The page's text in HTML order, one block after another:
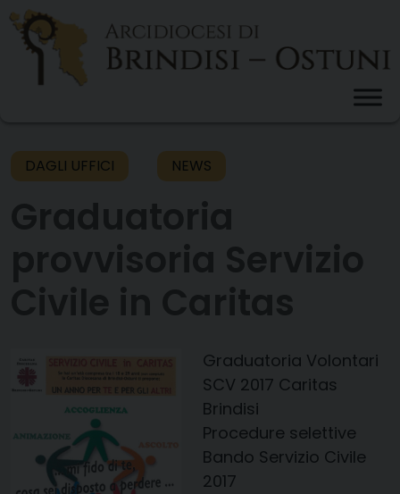
Skip
content
DAGLI UFFICI NEWS
Graduatoria Volontari
SCV 2017 Caritas
Brindisi
Procedure selettive
Bando Servizio Civile
2017